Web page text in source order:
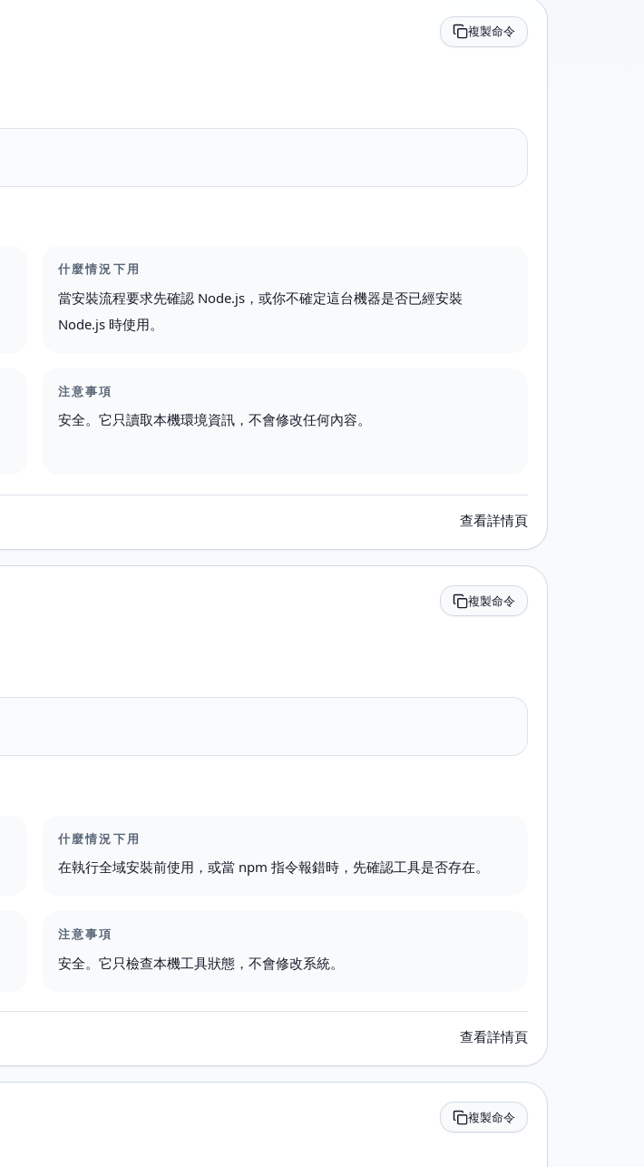
複製命令
什麼情況下用
當安裝流程要求先確認 Node.js，或你不確定這台機器是否已經安裝
Node.js 時使用。
注意事項
安全。它只讀取本機環境資訊，不會修改任何內容。
查看詳情頁
複製命令
什麼情況下用
在執行全域安裝前使用，或當 npm 指令報錯時，先確認工具是否存在。
注意事項
安全。它只檢查本機工具狀態，不會修改系統。
查看詳情頁
複製命令